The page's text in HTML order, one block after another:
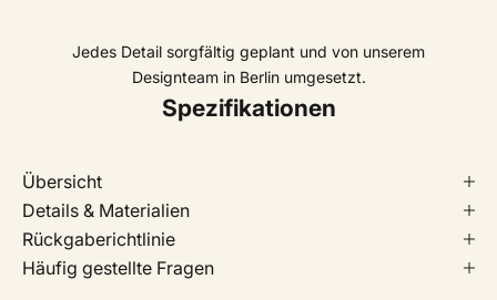
Jedes Detail sorgfältig geplant und von unserem
Designteam in Berlin umgesetzt.
Spezifikationen
Übersicht
Details & Materialien
Rückgaberichtlinie
Häufig gestellte Fragen